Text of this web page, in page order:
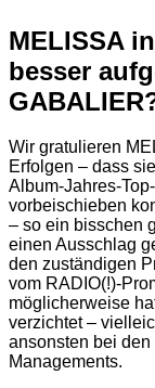
MELISSA
besser
Wir gratulieren
Erfolgen – dass
Album-Jahres-
vorbeischieben
– so ein bisschen
einen Ausschlag
den zuständigen
vom RADIO(!)-
möglicherweise
verzichtet –
ansonsten bei
Managements.